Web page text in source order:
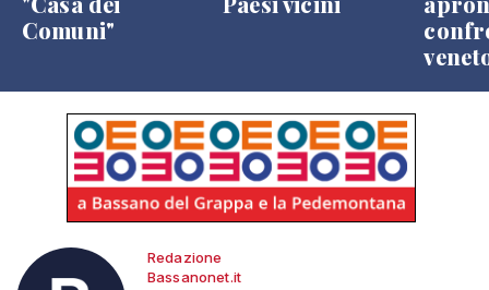
Comuni"
Redazione
Bassanonet.it